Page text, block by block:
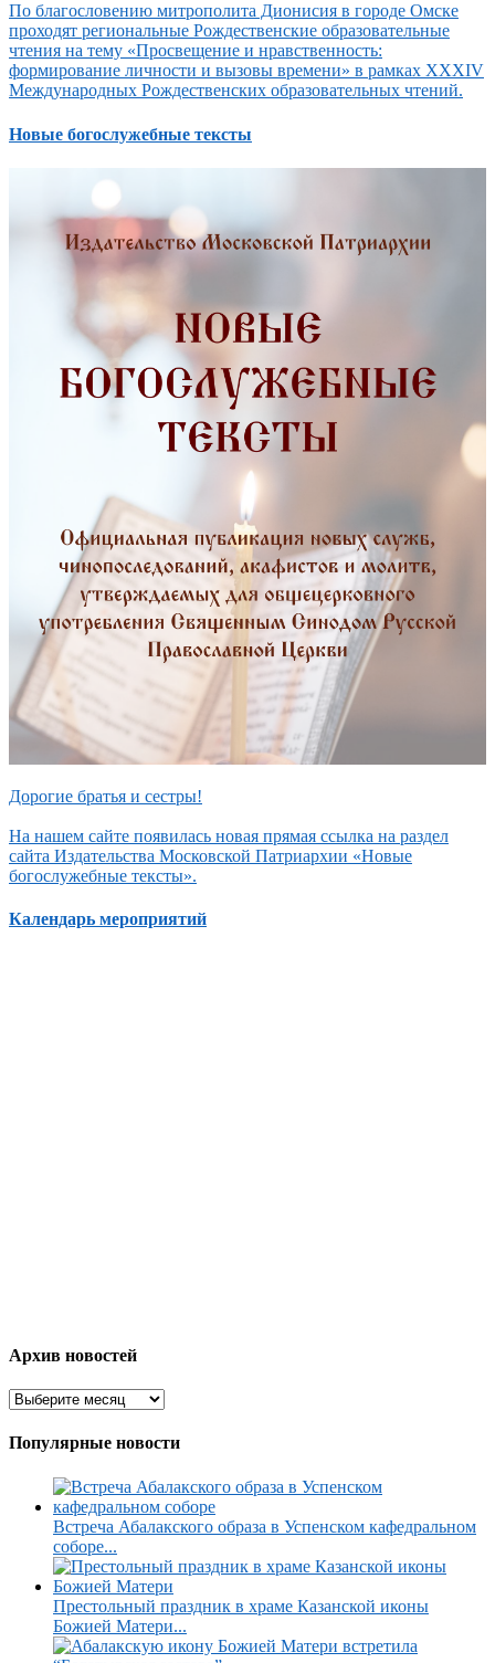
По благословению митрополита Дионисия в городе Омске
проходят региональные Рождественские образовательные
чтения на тему «Просвещение и нравственность:
формирование личности и вызовы времени» в рамках XXXIV
Международных Рождественских образовательных чтений.
Новые богослужебные тексты
Дорогие братья и сестры!
На нашем сайте появилась новая прямая ссылка на раздел
сайта Издательства Московской Патриархии «Новые
богослужебные тексты».
Календарь мероприятий
Архив новостей
Популярные новости
Встреча Абалакского образа в Успенском кафедральном
соборе...
Престольный праздник в храме Казанской иконы
Божией Матери...